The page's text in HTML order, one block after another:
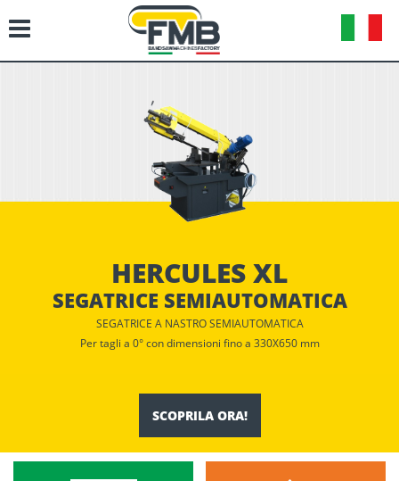
HERCULES XL
SEGATRICE SEMIAUTOMATICA
SEGATRICE A NASTRO SEMIAUTOMATICA
Per tagli a 0° con dimensioni fino a 330X650 mm
SCOPRILA ORA!